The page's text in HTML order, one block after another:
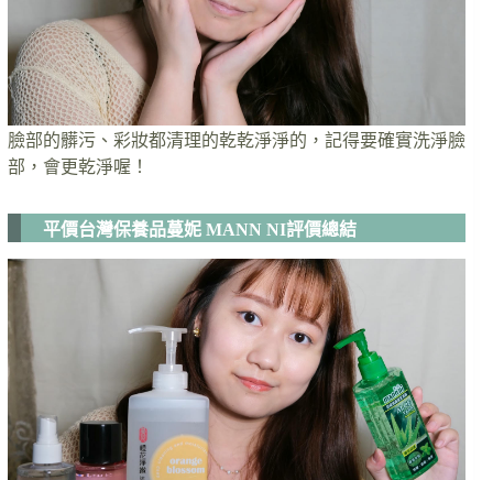
臉部的髒污、彩妝都清理的乾乾淨淨的，記得要確實洗淨臉
部，會更乾淨喔！
平價台灣保養品蔓妮 MANN NI評價總結